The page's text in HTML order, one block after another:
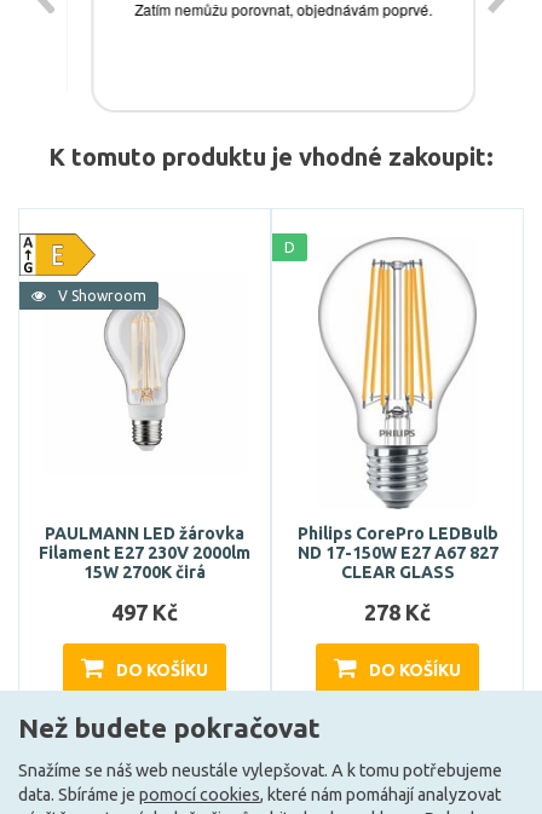
K tomuto produktu je vhodné zakoupit:
V Showroom
PAULMANN LED žárovka
Filament E27 230V 2000lm
15W 2700K čirá
497 Kč
DO KOŠÍKU
Může být u Vás 17. 8.
D
Philips CorePro LEDBulb
ND 17-150W E27 A67 827
CLEAR GLASS
278 Kč
DO KOŠÍKU
Může být u Vás 14. 8.
Než budete pokračovat
Snažíme se náš web neustále vylepšovat. A k tomu potřebujeme
data. Sbíráme je pomocí cookies, které nám pomáhají analyzovat